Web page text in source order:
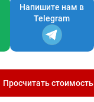
Напишите нам в
Telegram
Просчитать стоимость